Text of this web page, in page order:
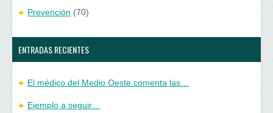
Prevención (70)
ENTRADAS RECIENTES
El médico del Medio Oeste comenta las…
Ejemplo a seguir…